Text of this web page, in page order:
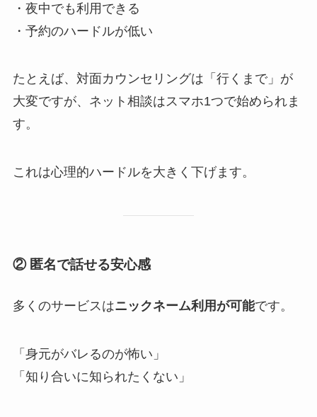
・夜中でも利用できる
・予約のハードルが低い
たとえば、対面カウンセリングは「行くまで」が
大変ですが、ネット相談はスマホ1つで始められま
す。
これは心理的ハードルを大きく下げます。
② 匿名で話せる安心感
多くのサービスはニックネーム利用が可能です。
「身元がバレるのが怖い」
「知り合いに知られたくない」